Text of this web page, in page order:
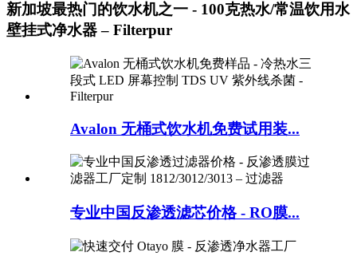
新加坡最热门的饮水机之一 - 100克热水/常温饮用水
壁挂式净水器 – Filterpur
Avalon 无桶式饮水机免费试用装...
专业中国反渗透滤芯价格 - RO膜...